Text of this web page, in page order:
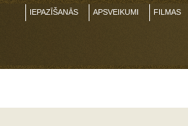
IEPAZĪŠANĀS APSVEIKUMI FILMAS